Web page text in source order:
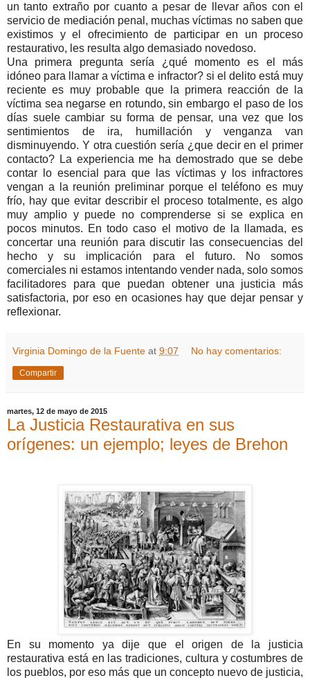
un tanto extraño por cuanto a pesar de llevar años con el
servicio de mediación penal, muchas víctimas no saben que
existimos y el ofrecimiento de participar en un proceso
restaurativo, les resulta algo demasiado novedoso.
Una primera pregunta sería ¿qué momento es el más
idóneo para llamar a víctima e infractor? si el delito está muy
reciente es muy probable que la primera reacción de la
víctima sea negarse en rotundo, sin embargo el paso de los
días suele cambiar su forma de pensar, una vez que los
sentimientos de ira, humillación y venganza van
disminuyendo. Y otra cuestión sería ¿que decir en el primer
contacto? La experiencia me ha demostrado que se debe
contar lo esencial para que las víctimas y los infractores
vengan a la reunión preliminar porque el teléfono es muy
frío, hay que evitar describir el proceso totalmente, es algo
muy amplio y puede no comprenderse si se explica en
pocos minutos. En todo caso el motivo de la llamada, es
concertar una reunión para discutir las consecuencias del
hecho y su implicación para el futuro. No somos
comerciales ni estamos intentando vender nada, solo somos
facilitadores para que puedan obtener una justicia más
satisfactoria, por eso en ocasiones hay que dejar pensar y
reflexionar.
Virginia Domingo de la Fuente at 9:07 No hay comentarios:
Compartir
martes, 12 de mayo de 2015
La Justicia Restaurativa en sus
orígenes: un ejemplo; leyes de Brehon
En su momento ya dije que el origen de la justicia
restaurativa está en las tradiciones, cultura y costumbres de
los pueblos, por eso más que un concepto nuevo de justicia,